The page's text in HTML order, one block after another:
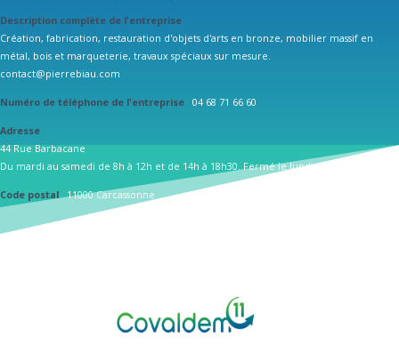
Description complète de l'entreprise
Création, fabrication, restauration d'objets d'arts en bronze, mobilier massif en
métal, bois et marqueterie, travaux spéciaux sur mesure.
contact@pierrebiau.com
Numéro de téléphone de l'entreprise 04 68 71 66 60
Adresse
44 Rue Barbacane
Du mardi au samedi de 8h à 12h et de 14h à 18h30. Fermé le lundi.
Code postal 11000 Carcassonne